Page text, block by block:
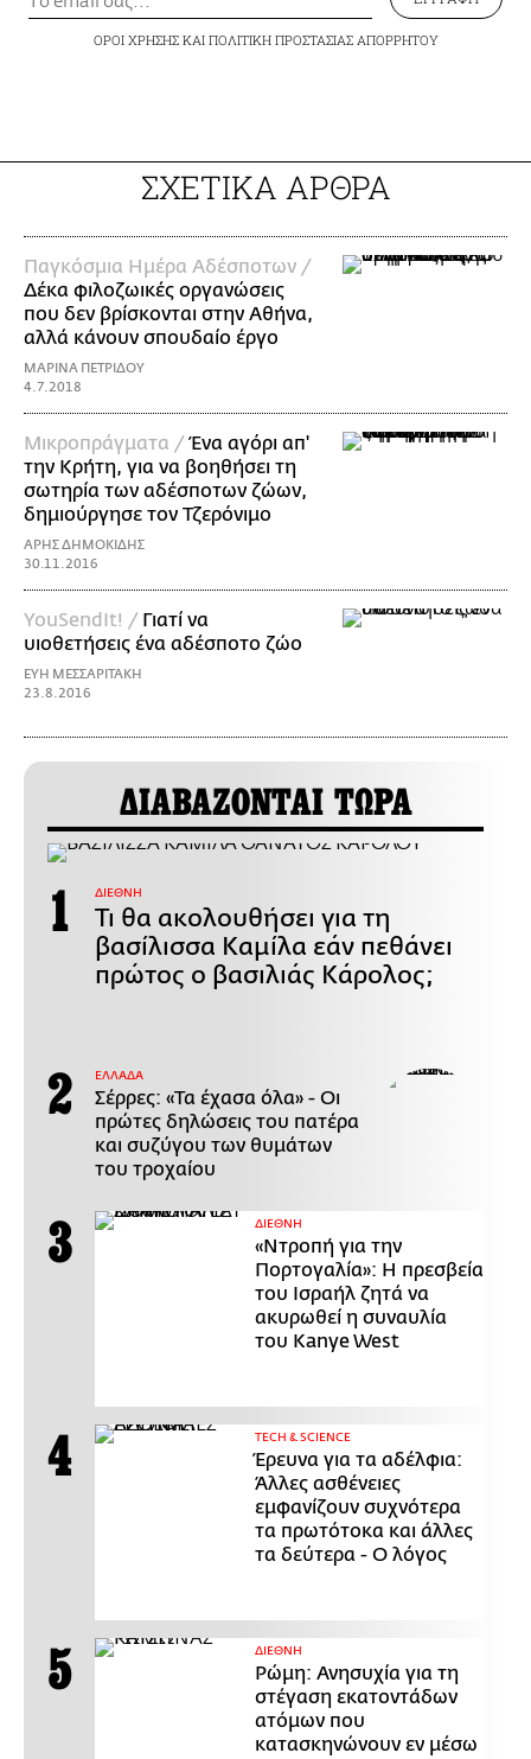
ΟΡΟΙ ΧΡΗΣΗΣΚΑΙ ΠΟΛΙΤΙΚΗ ΠΡΟΣΤΑΣΙΑΣ ΑΠΟΡΡΗΤΟΥ
ΣΧΕΤΙΚΑ ΑΡΘΡΑ
Παγκόσμια Ημέρα Αδέσποτων /
Δέκα φιλοζωικές οργανώσεις
που δεν βρίσκονται στην Αθήνα,
αλλά κάνουν σπουδαίο έργο
ΜΑΡΙΝΑ ΠΕΤΡΙΔΟΥ
4.7.2018
Mικροπράγματα /Ένα αγόρι απ'
την Κρήτη, για να βοηθήσει τη
σωτηρία των αδέσποτων ζώων,
δημιούργησε τον Τζερόνιμο
ΑΡΗΣ ΔΗΜΟΚΙΔΗΣ
30.11.2016
YouSendIt! / Γιατί να
υιοθετήσεις ένα αδέσποτο ζώο
ΕΥΗ ΜΕΣΣΑΡΙΤΑΚΗ
23.8.2016
ΔΙΑΒΑΖΟΝΤΑΙ ΤΩΡΑ
ΔΙΕΘΝΗ
Τι θα ακολουθήσει για τη
βασίλισσα Καμίλα εάν πεθάνει
πρώτος ο βασιλιάς Κάρολος;
ΕΛΛΑΔΑ
Σέρρες: «Τα έχασα όλα» - Οι
πρώτες δηλώσεις του πατέρα
και συζύγου των θυμάτων
του τροχαίου
ΔΙΕΘΝΗ
«Ντροπή για την
Πορτογαλία»: Η πρεσβεία
του Ισραήλ ζητά να
ακυρωθεί η συναυλία
του Kanye West
ΤECH & SCIENCE
Έρευνα για τα αδέλφια:
Άλλες ασθένειες
εμφανίζουν συχνότερα
τα πρωτότοκα και άλλες
τα δεύτερα - Ο λόγος
ΔΙΕΘΝΗ
Ρώμη: Ανησυχία για τη
στέγαση εκατοντάδων
ατόμων που
κατασκηνώνουν εν μέσω